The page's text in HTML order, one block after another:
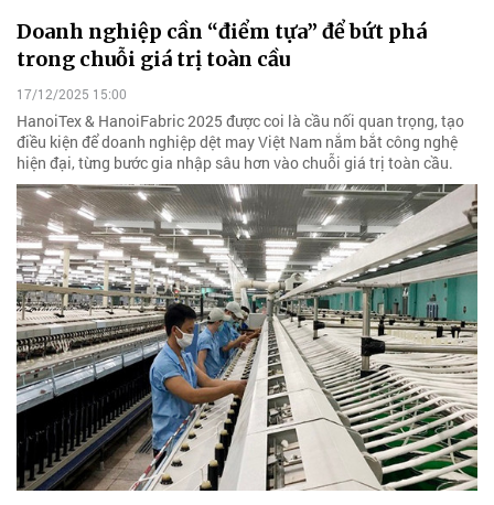
Doanh nghiệp cần “điểm tựa” để bứt phá
trong chuỗi giá trị toàn cầu
17/12/2025 15:00
HanoiTex & HanoiFabric 2025 được coi là cầu nối quan trọng, tạo
điều kiện để doanh nghiệp dệt may Việt Nam nắm bắt công nghệ
hiện đại, từng bước gia nhập sâu hơn vào chuỗi giá trị toàn cầu.